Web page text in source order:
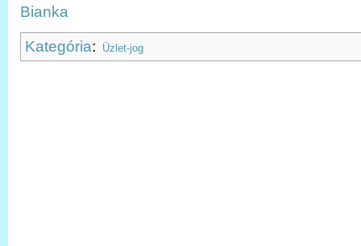
Bianka
Kategória: Üzlet-jog